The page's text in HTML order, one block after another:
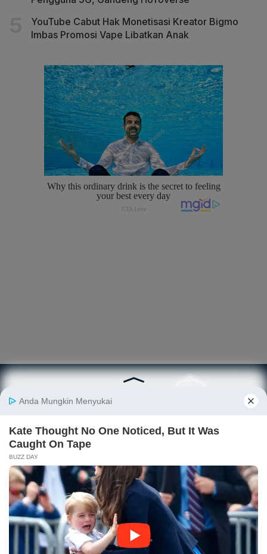
YouTube Cabut Hak Monetisasi Kreator Bigmo
Imbas Promosi Vape Libatkan Anak
Berita
Nasional
Industri
Internasional
Energi
Finansial
Makro
Keuangan
Bursa
Korporasi
Digital
E-Commerce
Fintech
Gadget
Teknologi
Ekonopedia
Sejarah
Ekonomi
Profil
Istilah